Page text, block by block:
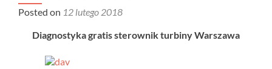
Posted on 12 lutego 2018
Diagnostyka gratis sterownik turbiny Warszawa